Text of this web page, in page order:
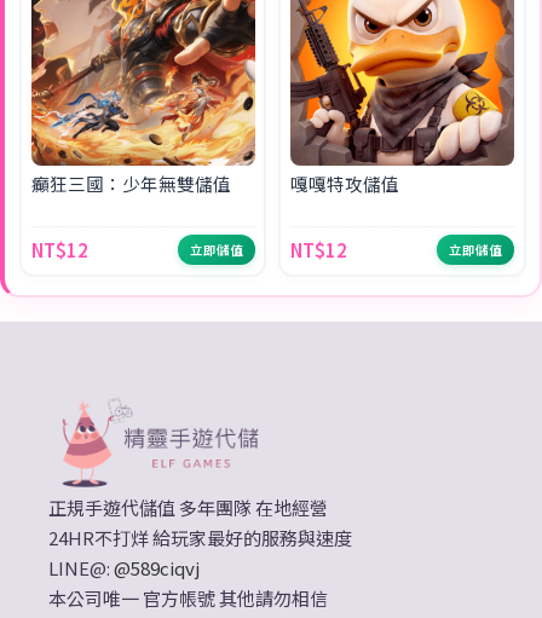
癲狂三國：少年無雙儲值
NT$12 立即儲值
嘎嘎特攻儲值
NT$12 立即儲值
正規手遊代儲值 多年團隊 在地經營
24HR不打烊 給玩家最好的服務與速度
LINE@:@589ciqvj
本公司唯一 官方帳號 其他請勿相信